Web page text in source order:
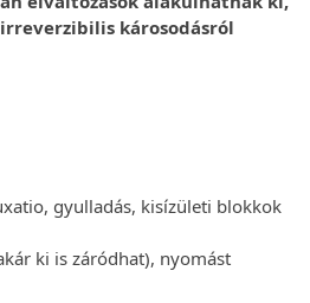
irreverzibilis károsodásról
gyulladás, kisízületi blokkok
ki is záródhat), nyomást